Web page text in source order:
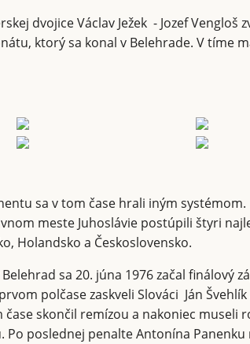
dvojice Václav Ježek - Jozef Vengloš
ktorý sa konal v Belehrade. V tíme
sa v tom čase hrali iným systémom.
meste Juhoslávie postúpili štyri
Holandsko a Československo.
sa 20. júna 1976 začal finálový
polčase zaskveli Slováci Ján
skončil remízou a nakoniec museli
Po poslednej penalte Antonína